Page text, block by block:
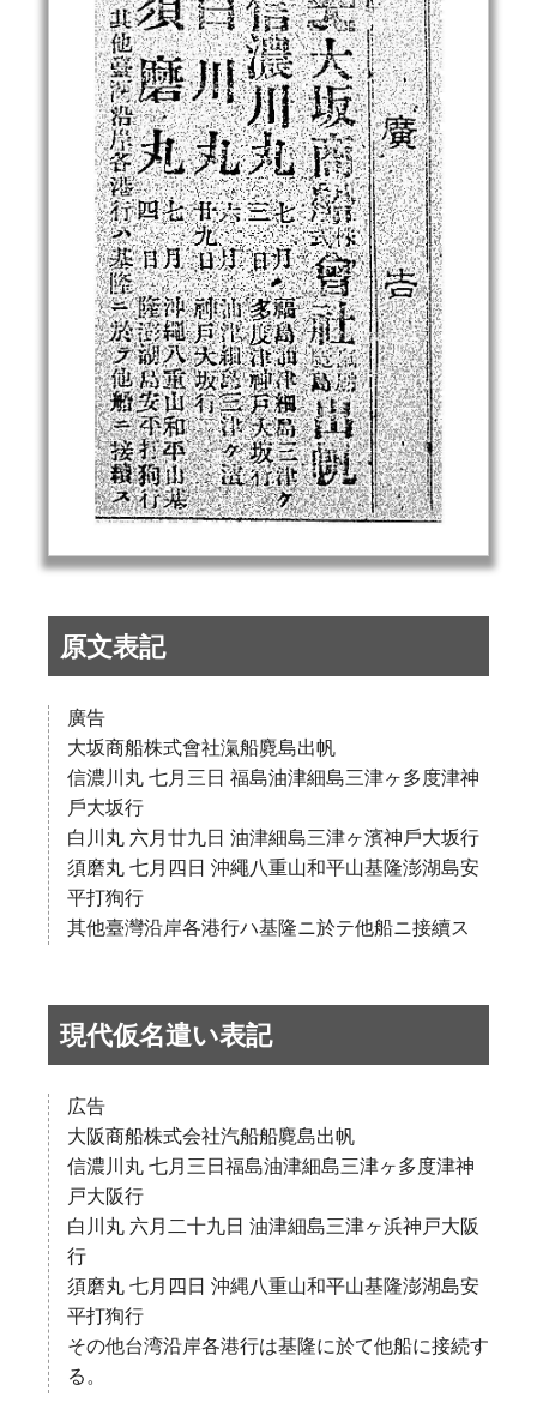
原文表記
廣告
大坂商船株式會社滊船麑島出帆
信濃川丸 七月三日 福島油津細島三津ヶ多度津神
戶大坂行
白川丸 六月廿九日 油津細島三津ヶ濱神戶大坂行
須磨丸 七月四日 沖繩八重山和平山基隆澎湖島安
平打狥行
其他臺灣沿岸各港行ハ基隆ニ於テ他船ニ接續ス
現代仮名遣い表記
広告
大阪商船株式会社汽船船麑島出帆
信濃川丸 七月三日福島油津細島三津ヶ多度津神
戸大阪行
白川丸 六月二十九日 油津細島三津ヶ浜神戸大阪
行
須磨丸 七月四日 沖縄八重山和平山基隆澎湖島安
平打狥行
その他台湾沿岸各港行は基隆に於て他船に接続す
る。